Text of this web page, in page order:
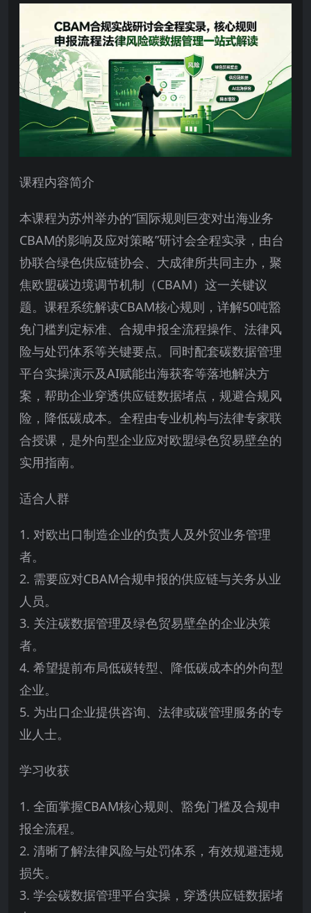
课程内容简介
本课程为苏州举办的”国际规则巨变对出海业务
CBAM的影响及应对策略”研讨会全程实录，由台
协联合绿色供应链协会、大成律所共同主办，聚
焦欧盟碳边境调节机制（CBAM）这一关键议
题。课程系统解读CBAM核心规则，详解50吨豁
免门槛判定标准、合规申报全流程操作、法律风
险与处罚体系等关键要点。同时配套碳数据管理
平台实操演示及AI赋能出海获客等落地解决方
案，帮助企业穿透供应链数据堵点，规避合规风
险，降低碳成本。全程由专业机构与法律专家联
合授课，是外向型企业应对欧盟绿色贸易壁垒的
实用指南。
适合人群
1. 对欧出口制造企业的负责人及外贸业务管理
者。
2. 需要应对CBAM合规申报的供应链与关务从业
人员。
3. 关注碳数据管理及绿色贸易壁垒的企业决策
者。
4. 希望提前布局低碳转型、降低碳成本的外向型
企业。
5. 为出口企业提供咨询、法律或碳管理服务的专
业人士。
学习收获
1. 全面掌握CBAM核心规则、豁免门槛及合规申
报全流程。
2. 清晰了解法律风险与处罚体系，有效规避违规
损失。
3. 学会碳数据管理平台实操，穿透供应链数据堵